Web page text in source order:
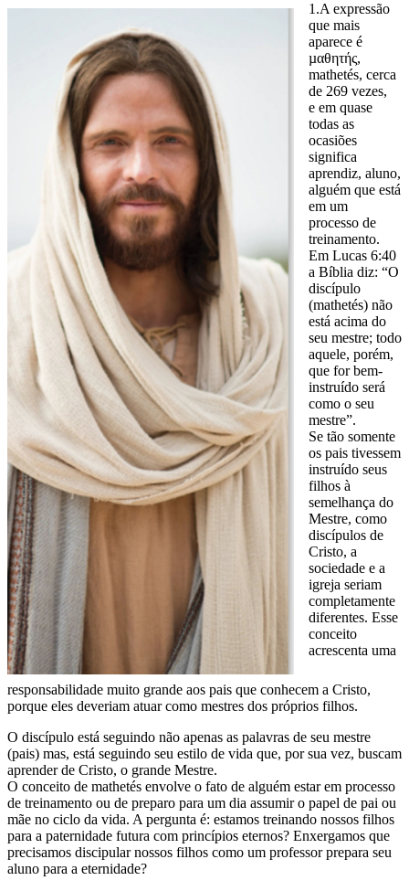
1.A expressão
que mais
aparece é
µαθητής,
mathetés, cerca
de 269 vezes,
e em quase
todas as
ocasiões
significa
aprendiz, aluno,
alguém que está
em um
processo de
treinamento.
Em Lucas 6:40
a Bíblia diz: “O
discípulo
(mathetés) não
está acima do
seu mestre; todo
aquele, porém,
que for bem-
instruído será
como o seu
mestre”.
Se tão somente
os pais tivessem
instruído seus
filhos à
semelhança do
Mestre, como
discípulos de
Cristo, a
sociedade e a
igreja seriam
completamente
diferentes. Esse
conceito
acrescenta uma
responsabilidade muito grande aos pais que conhecem a Cristo,
porque eles deveriam atuar como mestres dos próprios filhos.
O discípulo está seguindo não apenas as palavras de seu mestre
(pais) mas, está seguindo seu estilo de vida que, por sua vez, buscam
aprender de Cristo, o grande Mestre.
O conceito de mathetés envolve o fato de alguém estar em processo
de treinamento ou de preparo para um dia assumir o papel de pai ou
mãe no ciclo da vida. A pergunta é: estamos treinando nossos filhos
para a paternidade futura com princípios eternos? Enxergamos que
precisamos discipular nossos filhos como um professor prepara seu
aluno para a eternidade?